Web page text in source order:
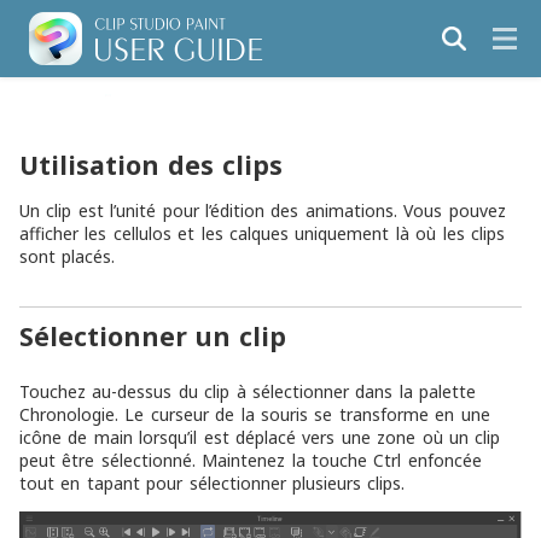
Utilisation des clips
Un clip est l’unité pour l’édition des animations. Vous pouvez
afficher les cellulos et les calques uniquement là où les clips
sont placés.
Sélectionner un clip
Touchez au-dessus du clip à sélectionner dans la palette
Chronologie. Le curseur de la souris se transforme en une
icône de main lorsqu’il est déplacé vers une zone où un clip
peut être sélectionné. Maintenez la touche Ctrl enfoncée
tout en tapant pour sélectionner plusieurs clips.